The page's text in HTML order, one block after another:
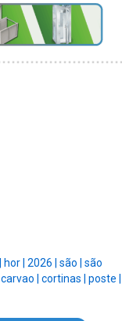
hor | 2026 | são | são
carvao | cortinas | poste |